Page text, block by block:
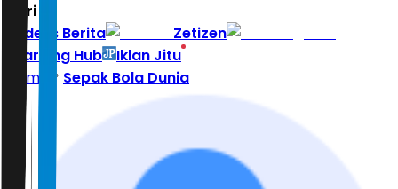
Hari ini
Indeks Berita
Zetizen
Learning Hub
Iklan Jitu
Home
Sepak Bola Dunia